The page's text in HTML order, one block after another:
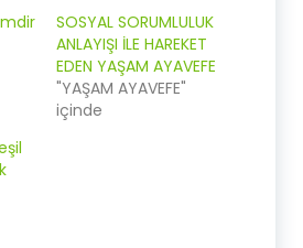
SOSYAL SORUMLULUK
ANLAYIŞI İLE HAREKET
EDEN YAŞAM AYAVEFE
"YAŞAM AYAVEFE"
içinde